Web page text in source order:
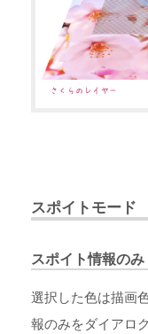
スポイトモード
スポイト情報のみ
選択した色は描画
報のみをダイアロ